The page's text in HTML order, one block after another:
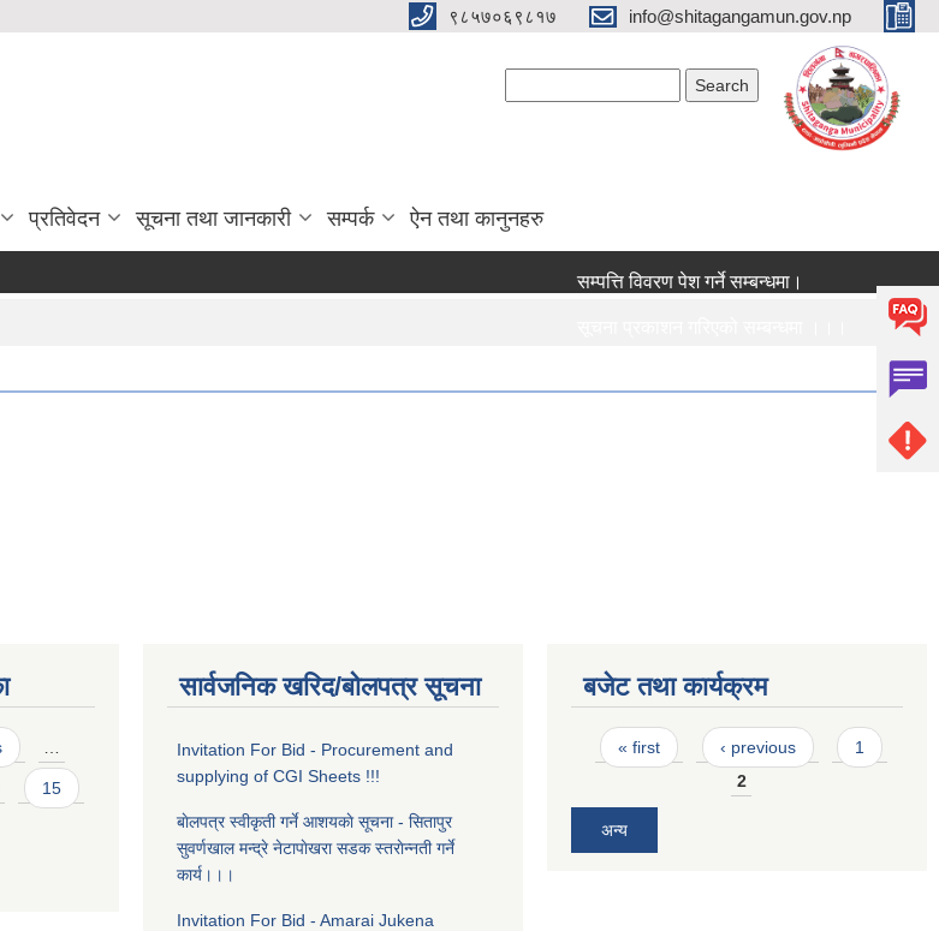
९८५७०६९८१७ info@shitagangamun.gov.np
प्रतिवेदन सूचना तथा जानकारी सम्पर्क ऐन तथा कानुनहरु
सम्पत्ति विवरण पेश गर्ने सम्बन्धमा।
सामाजिक सुरक्षा भत्ता नविकरण सम्बन्धी सूचना ।।।
15
सार्वजनिक खरिद/बोलपत्र सूचना
Invitation For Bid - Procurement and
supplying of CGI Sheets !!!
बाेलपत्र स्वीकृती गर्ने आशयकाे सूचना - सितापुर
सुवर्णखाल मन्द्रे नेटापाेखरा सडक स्तराेन्नती गर्ने
कार्य।।।
Invitation For Bid - Amarai Jukena
बजेट तथा कार्यक्रम
Pages
« first ‹ previous
1
2
अन्य